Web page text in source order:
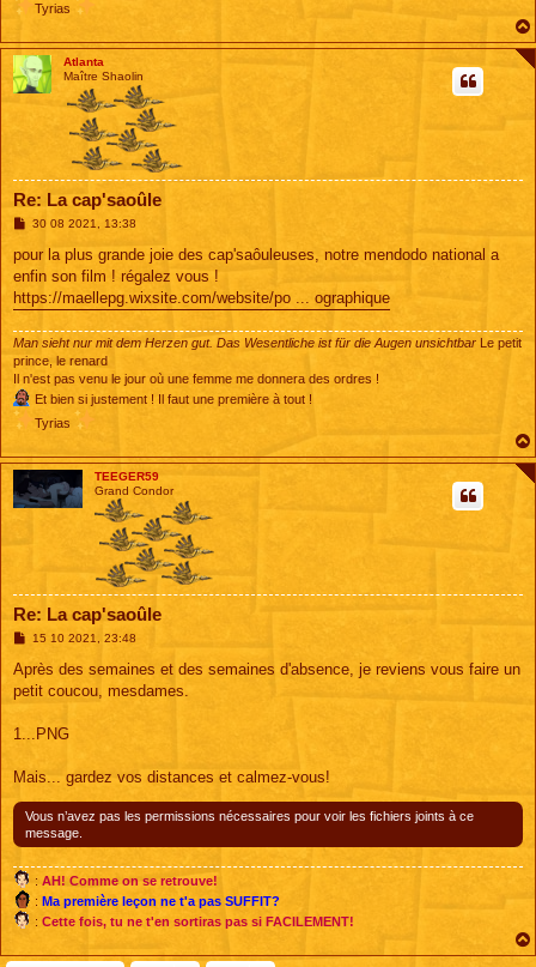
Tyrias
Atlanta
Maître Shaolin
Re: La cap'saoûle
M
s
a
g
e
30 08 2021, 13:38
pour la plus grande joie des cap'saôuleuses, notre mendodo national a
enfin son film ! régalez vous !
https://maellepg.wixsite.com/website/po ... ographique
Man sieht nur mit dem Herzen gut. Das Wesentliche ist für die Augen unsichtbar
Le petit
prince, le renard
Il n'est pas venu le jour où une femme me donnera des ordres !
Et bien si justement ! Il faut une première à tout !
Tyrias
TEEGER59
Grand Condor
Re: La cap'saoûle
M
s
a
15 10 2021, 23:48
Après des semaines et des semaines d'absence, je reviens vous faire un
petit coucou, mesdames.
1...PNG
Mais... gardez vos distances et calmez-vous!
Vous n’avez pas les permissions nécessaires pour voir les fichiers joints à ce
message.
: AH! Comme on se retrouve!
: Ma première leçon ne t'a pas SUFFIT?
: Cette fois, tu ne t'en sortiras pas si FACILEMENT!